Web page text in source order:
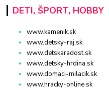
DETI, ŠPORT, HOBBY
www.kamenik.sk
www.detsky-raj.sk
www.detskaradost.sk
www.detsky-hrdina.sk
www.domaci-milacik.sk
www.hracky-online.sk